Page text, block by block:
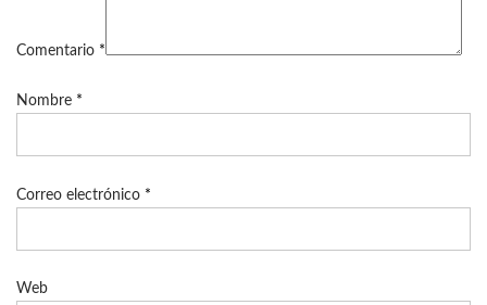
Comentario *
Nombre *
Correo electrónico *
Web